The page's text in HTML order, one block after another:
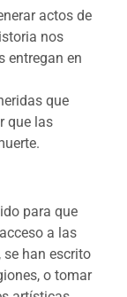
actos de
nos
entregan en
que
que las
para que
a las
han escrito
o tomar